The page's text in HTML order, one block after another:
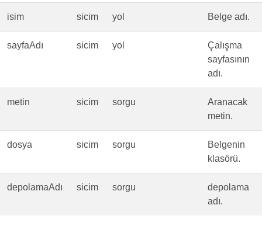
isim sicim yol Belge adı.
sayfaAdı sicim yol
Çalışma
sayfasının
adı.
metin sicim sorgu
Aranacak
metin.
dosya sicim sorgu
Belgenin
klasörü.
depolamaAdı sicim sorgu
depolama
adı.